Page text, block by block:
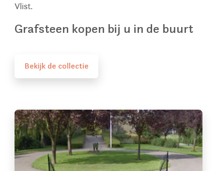
Vlist.
Grafsteen kopen bij u in de buurt
Bekijk de collectie